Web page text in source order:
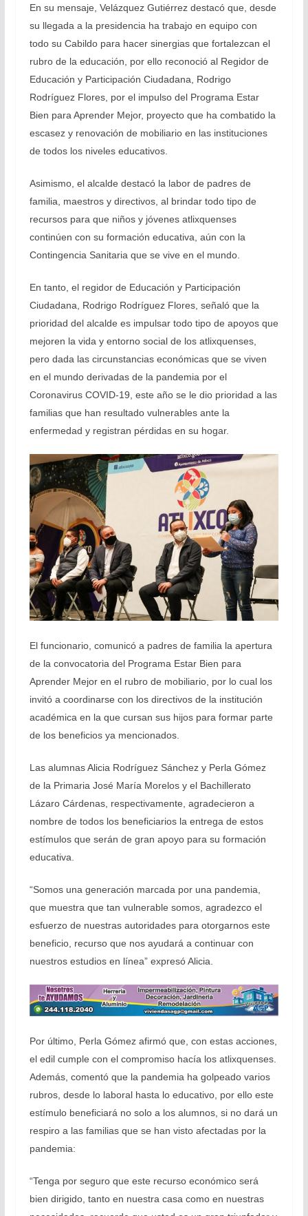
En su mensaje, Velázquez Gutiérrez destacó que, desde
su llegada a la presidencia ha trabajo en equipo con
todo su Cabildo para hacer sinergias que fortalezcan el
rubro de la educación, por ello reconoció al Regidor de
Educación y Participación Ciudadana, Rodrigo
Rodríguez Flores, por el impulso del Programa Estar
Bien para Aprender Mejor, proyecto que ha combatido la
escasez y renovación de mobiliario en las instituciones
de todos los niveles educativos.
Asimismo, el alcalde destacó la labor de padres de
familia, maestros y directivos, al brindar todo tipo de
recursos para que niños y jóvenes atlixquenses
continúen con su formación educativa, aún con la
Contingencia Sanitaria que se vive en el mundo.
En tanto, el regidor de Educación y Participación
Ciudadana, Rodrigo Rodríguez Flores, señaló que la
prioridad del alcalde es impulsar todo tipo de apoyos que
mejoren la vida y entorno social de los atlixquenses,
pero dada las circunstancias económicas que se viven
en el mundo derivadas de la pandemia por el
Coronavirus COVID-19, este año se le dio prioridad a las
familias que han resultado vulnerables ante la
enfermedad y registran pérdidas en su hogar.
El funcionario, comunicó a padres de familia la apertura
de la convocatoria del Programa Estar Bien para
Aprender Mejor en el rubro de mobiliario, por lo cual los
invitó a coordinarse con los directivos de la institución
académica en la que cursan sus hijos para formar parte
de los beneficios ya mencionados.
Las alumnas Alicia Rodríguez Sánchez y Perla Gómez
de la Primaria José María Morelos y el Bachillerato
Lázaro Cárdenas, respectivamente, agradecieron a
nombre de todos los beneficiarios la entrega de estos
estímulos que serán de gran apoyo para su formación
educativa.
“Somos una generación marcada por una pandemia,
que muestra que tan vulnerable somos, agradezco el
esfuerzo de nuestras autoridades para otorgarnos este
beneficio, recurso que nos ayudará a continuar con
nuestros estudios en línea” expresó Alicia.
Por último, Perla Gómez afirmó que, con estas acciones,
el edil cumple con el compromiso hacía los atlixquenses.
Además, comentó que la pandemia ha golpeado varios
rubros, desde lo laboral hasta lo educativo, por ello este
estímulo beneficiará no solo a los alumnos, si no dará un
respiro a las familias que se han visto afectadas por la
pandemia:
“Tenga por seguro que este recurso económico será
bien dirigido, tanto en nuestra casa como en nuestras